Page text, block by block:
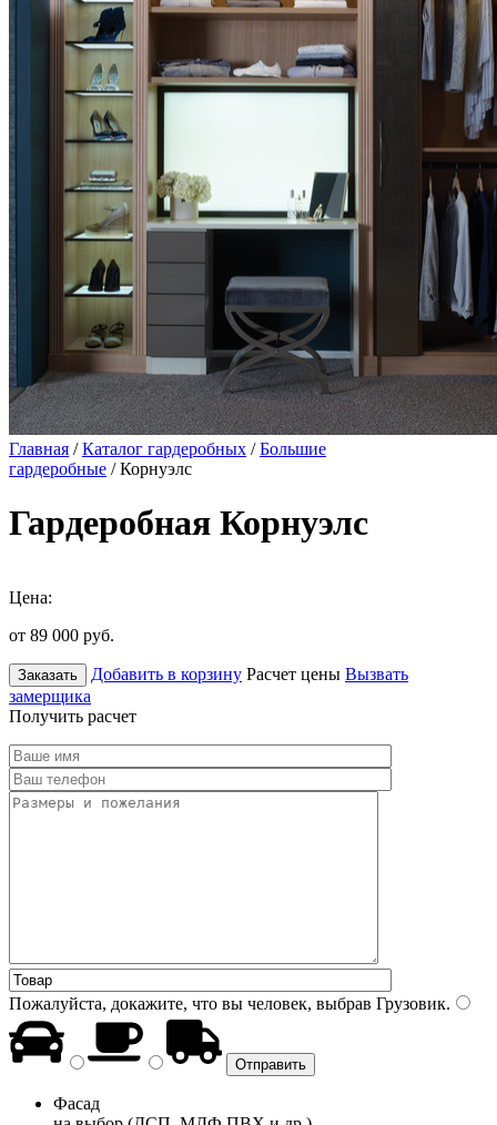
Главная /Каталог гардеробных /Большие
гардеробные / Корнуэлс
Гардеробная Корнуэлс
Цена:
от 89 000 руб.
Заказать Добавить в корзину Расчет цены Вызвать
замерщика
Получить расчет
Пожалуйста, докажите, что вы человек, выбрав Грузовик.
Фасад